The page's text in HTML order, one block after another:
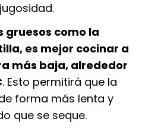
gruesos como la
es mejor cocinar a
más baja, alrededor
. Esto permitirá que la
forma más lenta y
que se seque.